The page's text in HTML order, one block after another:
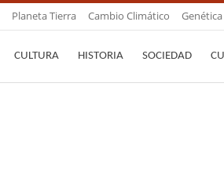
Planeta Tierra Cambio Climático Genética
CULTURA HISTORIA SOCIEDAD